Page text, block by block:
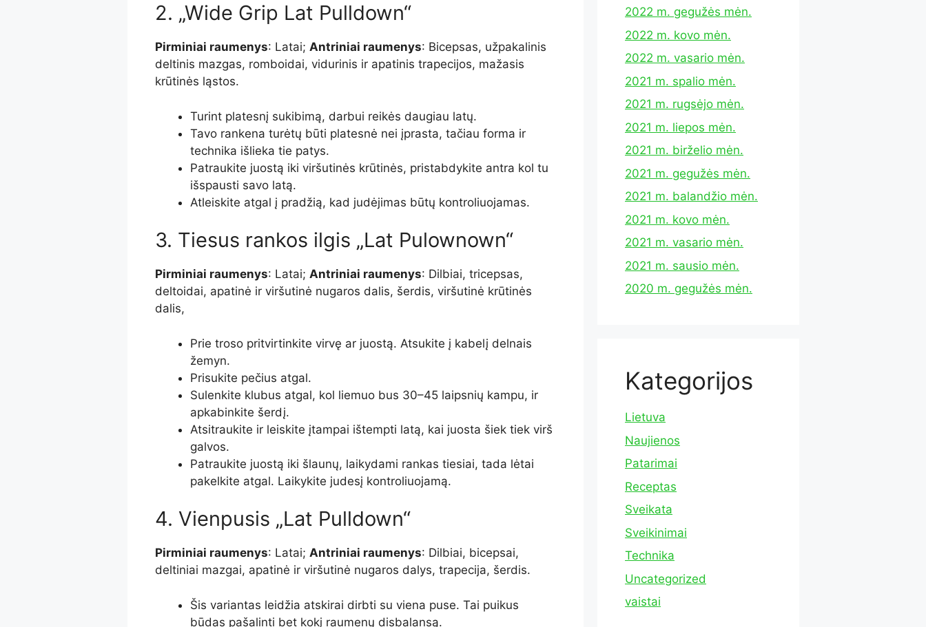
2. „Wide Grip Lat Pulldown“
Pirminiai raumenys: Latai; Antriniai raumenys: Bicepsas, užpakalinis
deltinis mazgas, romboidai, vidurinis ir apatinis trapecijos, mažasis
krūtinės ląstos.
Turint platesnį sukibimą, darbui reikės daugiau latų.
Tavo rankena turėtų būti platesnė nei įprasta, tačiau forma ir
technika išlieka tie patys.
Patraukite juostą iki viršutinės krūtinės, pristabdykite antra kol tu
išspausti savo latą.
Atleiskite atgal į pradžią, kad judėjimas būtų kontroliuojamas.
3. Tiesus rankos ilgis „Lat Pulownown“
Pirminiai raumenys: Latai; Antriniai raumenys: Dilbiai, tricepsas,
deltoidai, apatinė ir viršutinė nugaros dalis, šerdis, viršutinė krūtinės
dalis,
Prie troso pritvirtinkite virvę ar juostą. Atsukite į kabelį delnais
žemyn.
Prisukite pečius atgal.
Sulenkite klubus atgal, kol liemuo bus 30–45 laipsnių kampu, ir
apkabinkite šerdį.
Atsitraukite ir leiskite įtampai ištempti latą, kai juosta šiek tiek virš
galvos.
Patraukite juostą iki šlaunų, laikydami rankas tiesiai, tada lėtai
pakelkite atgal. Laikykite judesį kontroliuojamą.
4. Vienpusis „Lat Pulldown“
Pirminiai raumenys: Latai; Antriniai raumenys: Dilbiai, bicepsai,
deltiniai mazgai, apatinė ir viršutinė nugaros dalys, trapecija, šerdis.
Šis variantas leidžia atskirai dirbti su viena puse. Tai puikus
būdas pašalinti bet kokį raumenų disbalansą.
2022 m. gegužės mėn.
2022 m. kovo mėn.
2022 m. vasario mėn.
2021 m. spalio mėn.
2021 m. rugsėjo mėn.
2021 m. liepos mėn.
2021 m. birželio mėn.
2021 m. gegužės mėn.
2021 m. balandžio mėn.
2021 m. kovo mėn.
2021 m. vasario mėn.
2021 m. sausio mėn.
2020 m. gegužės mėn.
Kategorijos
Lietuva
Naujienos
Patarimai
Receptas
Sveikata
Sveikinimai
Technika
Uncategorized
vaistai